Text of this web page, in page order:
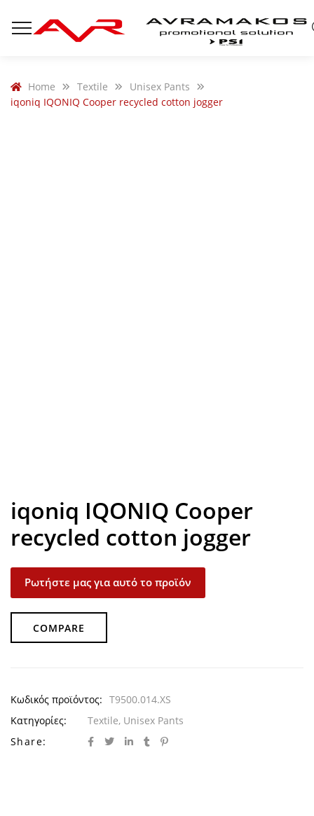
Home Textile
Unisex Pants
iqoniq IQONIQ Cooper recycled cotton jogger
iqoniq IQONIQ Cooper
recycled cotton jogger
Ρωτήστε μας για αυτό το προϊόν
COMPARE
Κωδικός προϊόντος: T9500.014.XS
Κατηγορίες:
Textile, Unisex Pants
Share: